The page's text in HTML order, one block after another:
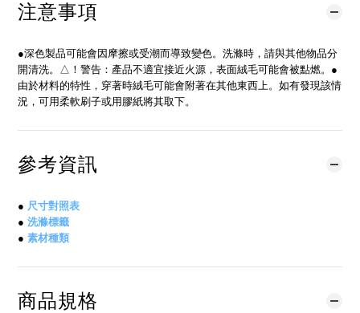
注意事項
●深色製品可能會因摩擦或受潮而導致變色。洗滌時，請與其他物品分
開清洗。△！警告：產品不適宜接近火源，表面絨毛可能會被點燃。●
由於材料的特性，穿著時絨毛可能會附著在其他東西上。如有發現該情
況，可用柔軟刷子或用膠紙將其取下。
參考資訊
● 尺寸對照表
● 洗滌標籤
● 素材種類
商品規格